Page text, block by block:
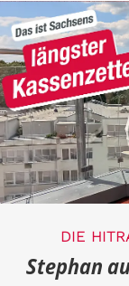
DIE
Stephan